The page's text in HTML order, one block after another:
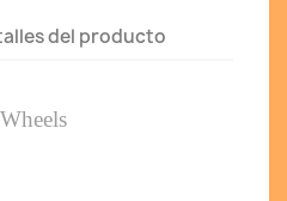
del producto